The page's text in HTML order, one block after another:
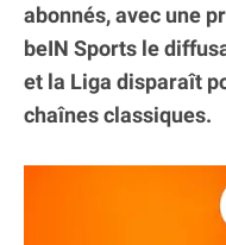
abonnés, avec une
beIN Sports le
et la Liga disparaît
chaînes classiques.